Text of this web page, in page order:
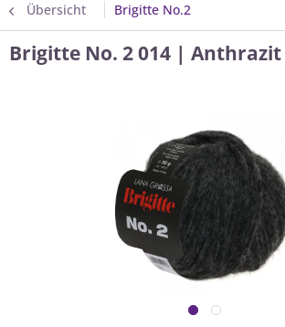
Übersicht Brigitte No.2
Brigitte No. 2 014 | Anthrazit